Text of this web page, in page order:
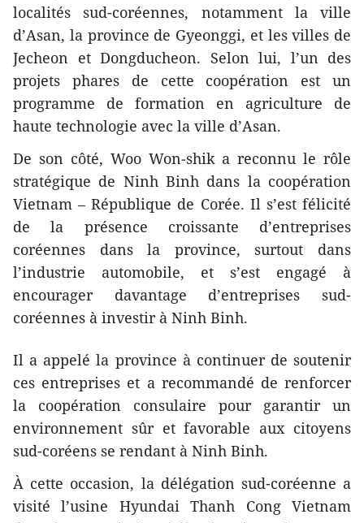
localités sud-coréennes, notamment la ville
d’Asan, la province de Gyeonggi, et les villes de
Jecheon et Dongducheon. Selon lui, l’un des
projets phares de cette coopération est un
programme de formation en agriculture de
haute technologie avec la ville d’Asan.
De son côté, Woo Won‑shik a reconnu le rôle
stratégique de Ninh Binh dans la coopération
Vietnam – République de Corée. Il s’est félicité
de la présence croissante d’entreprises
coréennes dans la province, surtout dans
l’industrie automobile, et s’est engagé à
encourager davantage d’entreprises sud-
coréennes à investir à Ninh Binh.
Il a appelé la province à continuer de soutenir
ces entreprises et a recommandé de renforcer
la coopération consulaire pour garantir un
environnement sûr et favorable aux citoyens
sud-coréens se rendant à Ninh Binh.
À cette occasion, la délégation sud-coréenne a
visité l’usine Hyundai Thanh Cong Vietnam